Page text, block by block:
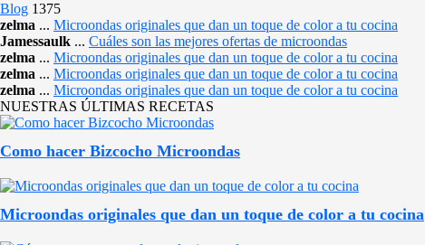
Blog 1375
zelma ... Microondas originales que dan un toque de color a tu cocina
Jamessaulk ... Cuáles son las mejores ofertas de microondas
zelma ... Microondas originales que dan un toque de color a tu cocina
zelma ... Microondas originales que dan un toque de color a tu cocina
zelma ... Microondas originales que dan un toque de color a tu cocina
NUESTRAS ÚLTIMAS RECETAS
Como hacer Bizcocho Microondas
Microondas originales que dan un toque de color a tu cocina